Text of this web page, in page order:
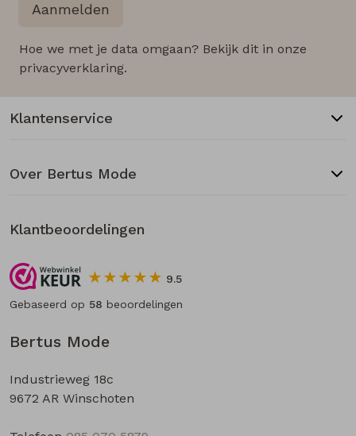
Aanmelden
Hoe we met je data omgaan? Bekijk dit in onze
privacyverklaring.
Bertus Mode
Industrieweg 18c
9672 AR Winschoten
Klantenservice
Over Bertus Mode
Klantbeoordelingen
9.5
Gebaseerd op 58 beoordelingen